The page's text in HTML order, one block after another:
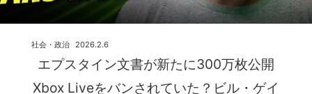
エプスタイン文書が新たに300万枚公開
Xbox Liveをバンされていた？ビル・ゲイ
2026.2.6
社会・政治